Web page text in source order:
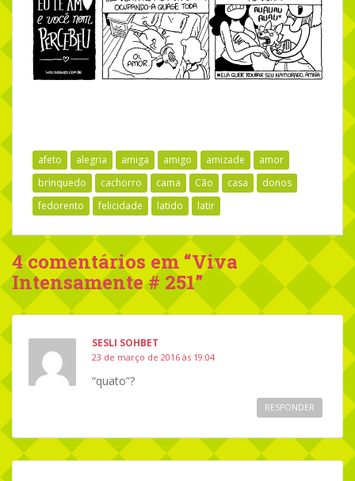
afeto alegria amiga amigo amizade
amor
brinquedo
cachorro cama Cão casa
donos
fedorento
felicidade latido latir
4 comentários em “Viva
Intensamente # 251”
SESLI SOHBET
23 de março de 2016 às 19:04
“quato”?
RESPONDER